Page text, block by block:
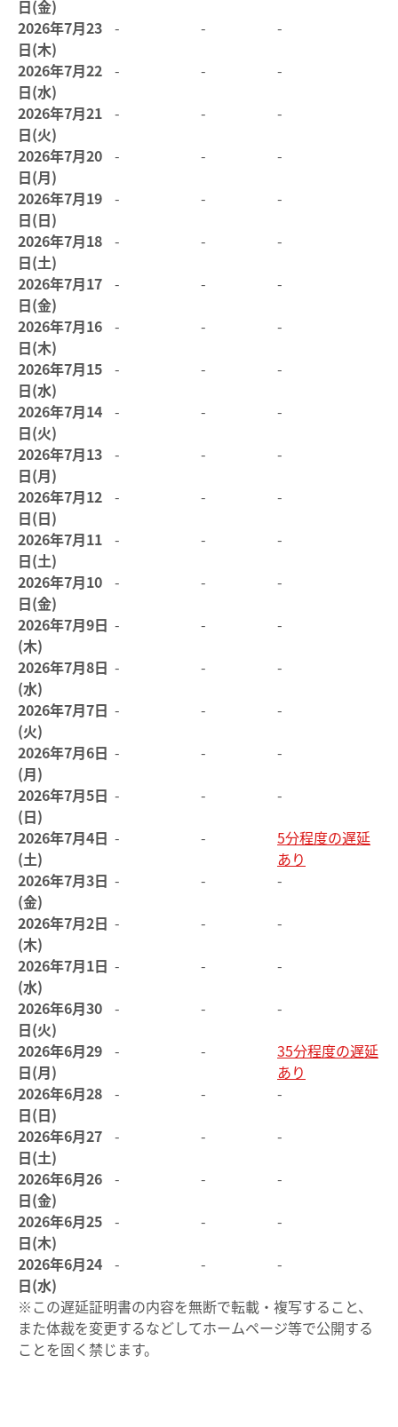
日(金)
2026年7月23
日(木)
- -
-
2026年7月22
日(水)
- -
-
2026年7月21
日(火)
- -
-
2026年7月20
日(月)
- -
-
2026年7月19
日(日)
- -
-
2026年7月18
日(土)
- -
-
2026年7月17
日(金)
- -
-
2026年7月16
日(木)
- -
-
2026年7月15
日(水)
- -
-
2026年7月14
日(火)
- -
-
2026年7月13
日(月)
- -
-
2026年7月12
日(日)
- -
-
2026年7月11
日(土)
- -
-
2026年7月10
日(金)
- -
-
2026年7月9日
(木)
- -
-
2026年7月8日
(水)
- -
-
2026年7月7日
(火)
- -
-
2026年7月6日
(月)
- -
-
2026年7月5日
(日)
- -
-
2026年7月4日
(土)
- -
5分程度の遅延
あり
2026年7月3日
(金)
- -
-
2026年7月2日
(木)
- -
-
2026年7月1日
(水)
- -
-
2026年6月30
日(火)
- -
-
2026年6月29
日(月)
- -
35分程度の遅延
あり
2026年6月28
日(日)
- -
-
2026年6月27
日(土)
- -
-
2026年6月26
日(金)
- -
-
2026年6月25
日(木)
- -
-
2026年6月24
日(水)
- -
-
※この遅延証明書の内容を無断で転載・複写すること、
また体裁を変更するなどしてホームページ等で公開する
ことを固く禁じます。